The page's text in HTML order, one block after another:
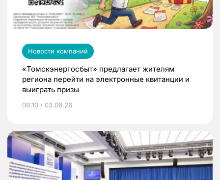
Новости компаний
«Томскэнергосбыт» предлагает жителям
региона перейти на электронные квитанции и
выиграть призы
09:10 / 03.08.26